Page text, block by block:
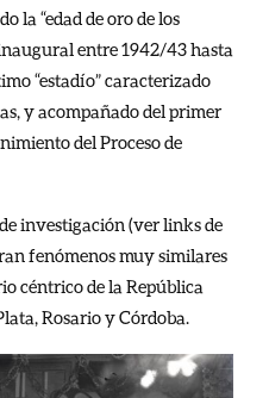
la “edad de oro de los
entre 1942/43 hasta
“estadío” caracterizado
y acompañado del primer
del Proceso de
investigación (ver links de
fenómenos muy similares
céntrico de la República
Rosario y Córdoba.